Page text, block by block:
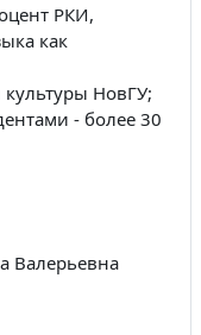
РКИ,
как
культуры НовГУ;
- более 30
Валерьевна